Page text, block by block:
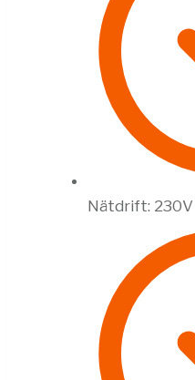
Nätdrift: